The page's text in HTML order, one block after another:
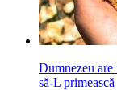
Dumnezeu are
să-L primească